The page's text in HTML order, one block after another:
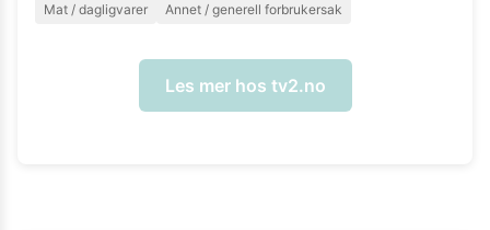
Mat / dagligvarer Annet / generell forbrukersak
Les mer hos tv2.no